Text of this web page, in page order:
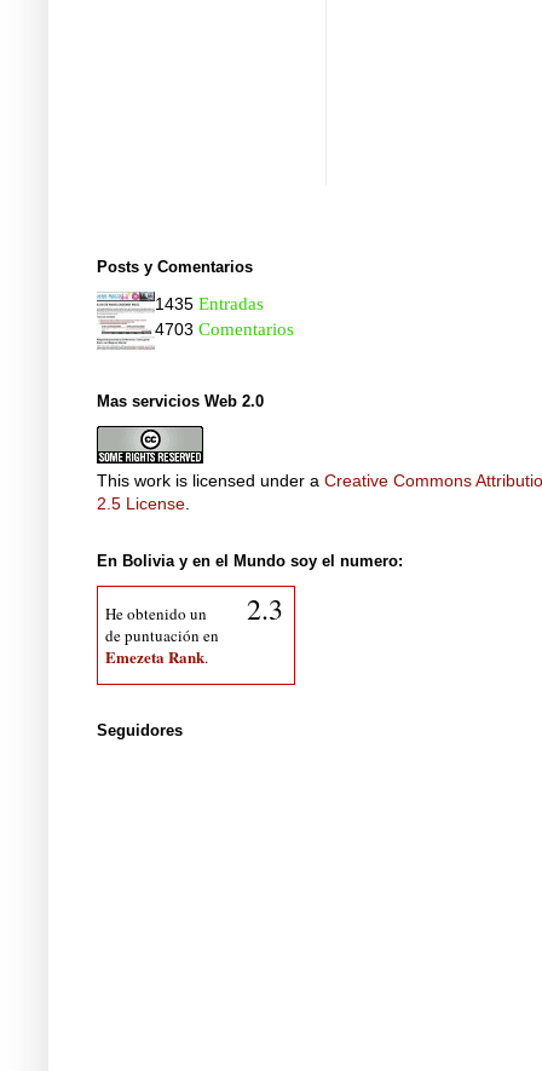
Posts y Comentarios
1435 Entradas
4703 Comentarios
Mas servicios Web 2.0
This work is licensed under a Creative Commons
2.5 License
En Bolivia y en el Mundo soy el numero:
He obtenido un
de puntuación en
Emezeta Rank.
2.3
Seguidores